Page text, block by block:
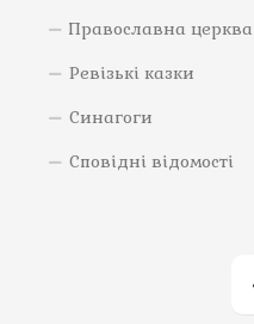
Православна церква
Ревізькі казки
Синагоги
Сповідні відомості